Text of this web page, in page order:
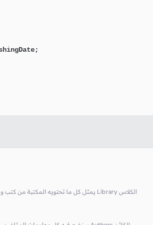
// يمثل كل ما تحتويه المكتبة من كتب و مؤلفين و الدوال التي يمكن استخدامها للتعامل معهم Library الكلاس